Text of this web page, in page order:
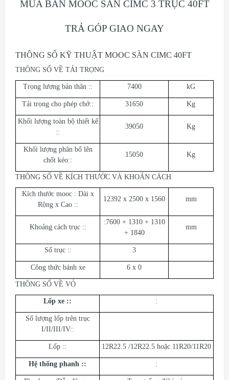
MUA BÁN MOOC SÀN CIMC 3 TRỤC 40FT
TRẢ GÓP GIAO NGAY
THÔNG SỐ KỸ THUẬT MOOC SÀN CIMC 40FT
THÔNG SỐ VỀ TẢI TRỌNG
Trọng lượng bản thân :: 7400 kG
Tải trọng cho phép chở:: 31650 Kg
Khối lượng toàn bộ thiết kế
::
39050 Kg
Khối lượng phân bố lên
chốt kéo::
15050 Kg
THÔNG SỐ VỀ KÍCH THƯỚC VÀ KHOẢN CÁCH
Kích thước mooc : Dài x
Rộng x Cao ::
12392 x 2500 x 1560 mm
Khoảng cách trục ::
:7600 + 1310 + 1310
+ 1840
mm
Số trục :: 3
Công thức bánh xe 6 x 0
THÔNG SỐ VỀ VỎ
Lốp xe :: :
Số lượng lốp trên trục
I/II/III/IV::
Lốp :: 12R22.5 /12R22.5 hoặc 11R20/11R20
Hệ thống phanh :: :